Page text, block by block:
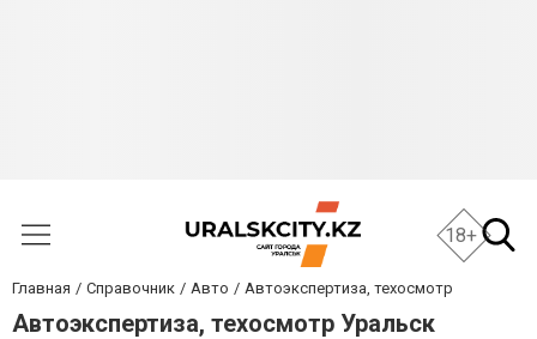
18+
Главная Справочник Авто Автоэкспертиза, техосмотр
Автоэкспертиза, техосмотр Уральск